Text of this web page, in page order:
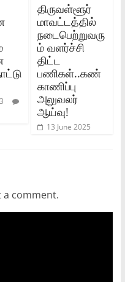
திருவள்ளூர்
மாவட்டத்தில்
நடைபெற்றுவரு
ம் வளர்ச்சி
திட்ட
பணிகள்..கண்
காணிப்பு
அலுவலர்
ஆய்வு!
13 June 2025
comment.